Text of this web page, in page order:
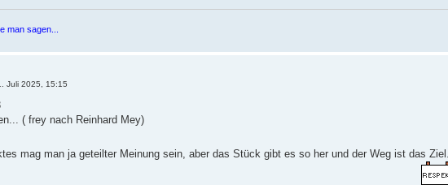
man sagen...
Juli 2025, 15:15
( frey nach Reinhard Mey)
mag man ja geteilter Meinung sein, aber das Stück gibt es so her und der Weg ist das Ziel.